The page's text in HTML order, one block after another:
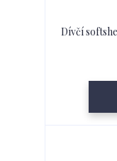
Dívčí